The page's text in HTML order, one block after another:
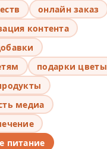
онлайн заказ
контента
подарки цветы
медиа
питание